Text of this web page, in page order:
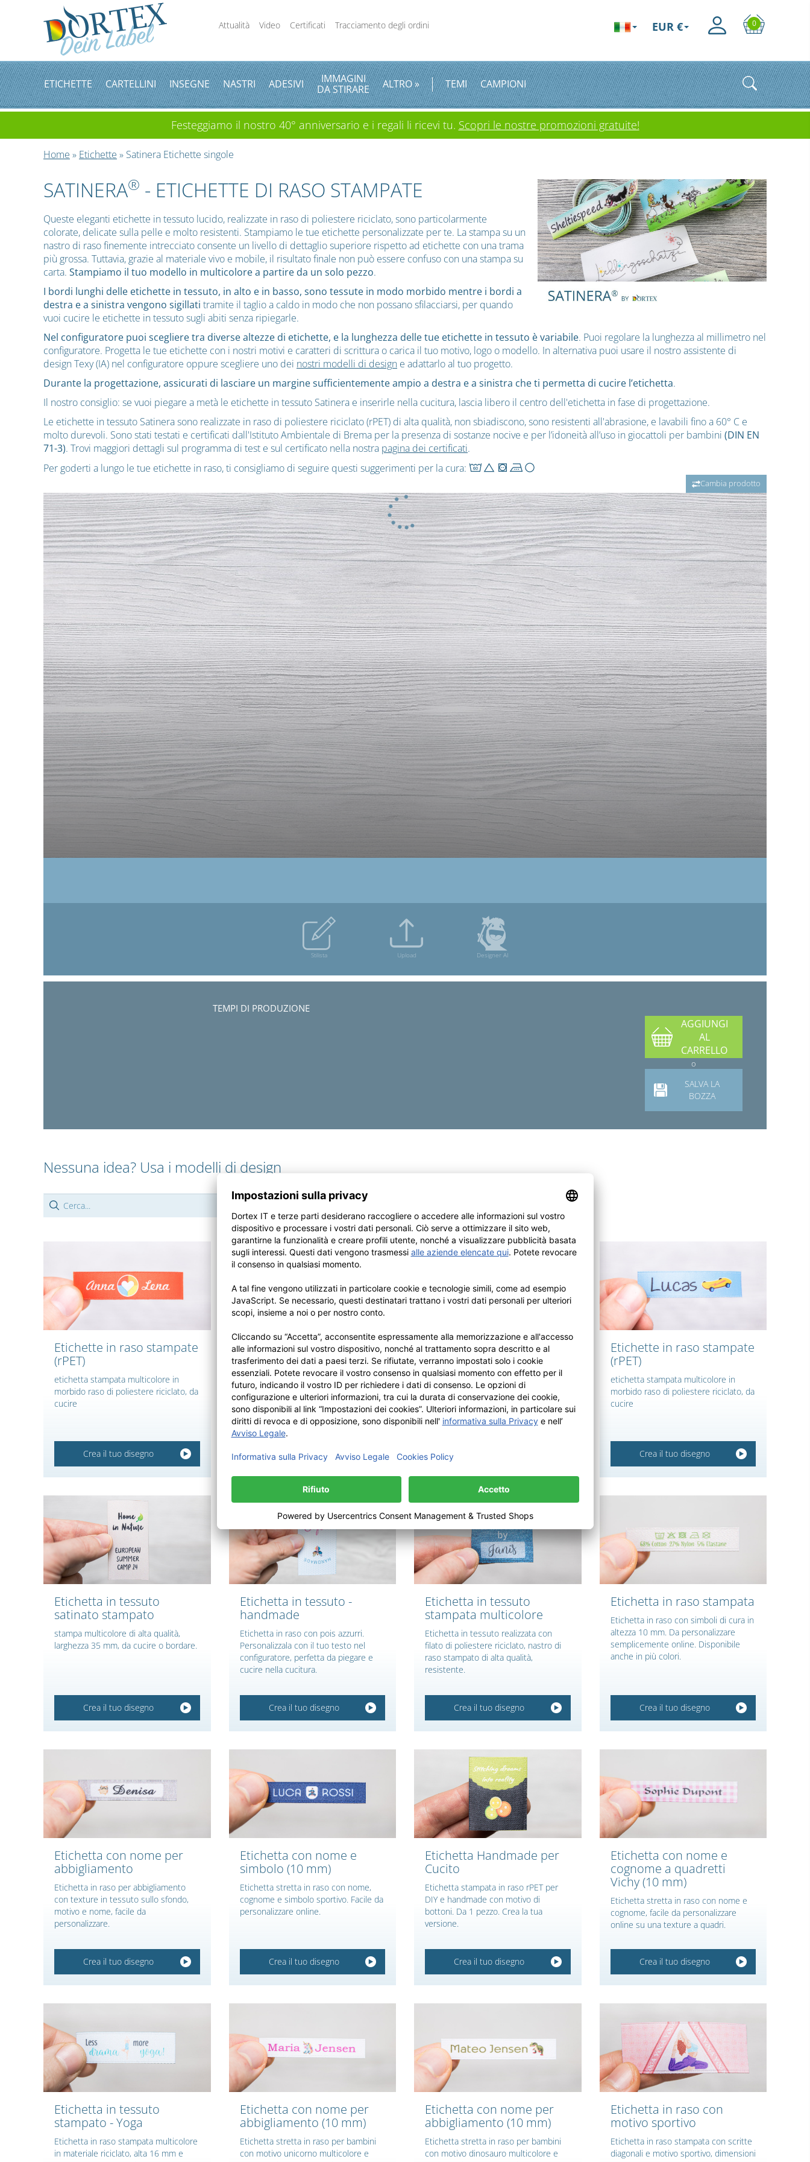
Attualità Video Certificati Tracciamento degli ordini 0
EUR €
ETICHETTE CARTELLINI INSEGNE NASTRI ADESIVI
IMMAGINI
DA STIRARE
ALTRO » TEMI CAMPIONI
Festeggiamo il nostro 40° anniversario e i regali li ricevi tu. Scopri le nostre promozioni gratuite!
Home » Etichette » Satinera Etichette singole
SATINERA® - ETICHETTE DI RASO STAMPATE
Queste eleganti etichette in tessuto lucido, realizzate in raso di poliestere riciclato, sono particolarmente
colorate, delicate sulla pelle e molto resistenti. Stampiamo le tue etichette personalizzate per te. La stampa su un
nastro di raso finemente intrecciato consente un livello di dettaglio superiore rispetto ad etichette con una trama
più grossa. Tuttavia, grazie al materiale vivo e mobile, il risultato finale non può essere confuso con una stampa su
carta. Stampiamo il tuo modello in multicolore a partire da un solo pezzo.
I bordi lunghi delle etichette in tessuto, in alto e in basso, sono tessute in modo morbido mentre i bordi a
destra e a sinistra vengono sigillati tramite il taglio a caldo in modo che non possano sfilacciarsi, per quando
vuoi cucire le etichette in tessuto sugli abiti senza ripiegarle.
Nel configuratore puoi scegliere tra diverse altezze di etichette, e la lunghezza delle tue etichette in tessuto è variabile. Puoi regolare la lunghezza al millimetro nel
configuratore. Progetta le tue etichette con i nostri motivi e caratteri di scrittura o carica il tuo motivo, logo o modello. In alternativa puoi usare il nostro assistente di
design Texy (IA) nel configuratore oppure scegliere uno dei nostri modelli di design e adattarlo al tuo progetto.
Durante la progettazione, assicurati di lasciare un margine sufficientemente ampio a destra e a sinistra che ti permetta di cucire l’etichetta.
Il nostro consiglio: se vuoi piegare a metà le etichette in tessuto Satinera e inserirle nella cucitura, lascia libero il centro dell'etichetta in fase di progettazione.
Le etichette in tessuto Satinera sono realizzate in raso di poliestere riciclato (rPET) di alta qualità, non sbiadiscono, sono resistenti all'abrasione, e lavabili fino a 60° C e
molto durevoli. Sono stati testati e certificati dall'Istituto Ambientale di Brema per la presenza di sostanze nocive e per l’idoneità all’uso in giocattoli per bambini (DIN EN
71-3). Trovi maggiori dettagli sul programma di test e sul certificato nella nostra pagina dei certificati.
Per goderti a lungo le tue etichette in raso, ti consigliamo di seguire questi suggerimenti per la cura:
TEMPI DI PRODUZIONE
AGGIUNGI
AL
CARRELLO
o
SALVA LA
BOZZA
Nessuna idea? Usa i modelli di design
Etichette in raso stampate
(rPET)
etichetta stampata multicolore in
morbido raso di poliestere riciclato, da
cucire
Crea il tuo disegno
Etichette in raso stampate
(rPET)
etichetta stampata multicolore in
morbido raso di poliestere riciclato, da
cucire
Crea il tuo disegno
Etichetta in tessuto
stampato multicolore
Etichetta in raso con texture ardesia,
dimensioni 35 mm x 55 mm, design
adatto per la piegatura al centro, per
la piegatura o come etichetta di
cucitura.
Etichette in raso stampate
(rPET)
etichetta stampata multicolore in
morbido raso di poliestere riciclato, da
cucire
Crea il tuo disegno
Etichetta in tessuto
satinato stampato
stampa multicolore di alta qualità,
larghezza 35 mm, da cucire o bordare.
Crea il tuo disegno
Etichetta in tessuto -
handmade
Etichetta in raso con pois azzurri.
Personalizzala con il tuo testo nel
configuratore, perfetta da piegare e
cucire nella cucitura.
Crea il tuo disegno
Etichetta in tessuto
stampata multicolore
Etichetta in tessuto realizzata con
filato di poliestere riciclato, nastro di
raso stampato di alta qualità,
resistente.
Crea il tuo disegno
Etichetta in raso stampata
Etichetta in raso con simboli di cura in
altezza 10 mm. Da personalizzare
semplicemente online. Disponibile
anche in più colori.
Crea il tuo disegno
Etichetta con nome per
abbigliamento
Etichetta in raso per abbigliamento
con texture in tessuto sullo sfondo,
motivo e nome, facile da
personalizzare.
Crea il tuo disegno
Etichetta con nome e
simbolo (10 mm)
Etichetta stretta in raso con nome,
cognome e simbolo sportivo. Facile da
personalizzare online.
Crea il tuo disegno
Etichetta Handmade per
Cucito
Etichetta stampata in raso rPET per
DIY e handmade con motivo di
bottoni. Da 1 pezzo. Crea la tua
versione.
Crea il tuo disegno
Etichetta con nome e
cognome a quadretti
Vichy (10 mm)
Etichetta stretta in raso con nome e
cognome, facile da personalizzare
online su una texture a quadri.
Crea il tuo disegno
Etichetta in tessuto
stampato - Yoga
Etichetta in raso stampata multicolore
in materiale riciclato, alta 16 mm e
Etichetta con nome per
abbigliamento (10 mm)
Etichetta stretta in raso per bambini
con motivo unicorno multicolore e
Etichetta con nome per
abbigliamento (10 mm)
Etichetta stretta in raso per bambini
con motivo dinosauro multicolore e
Etichetta in raso con
motivo sportivo
Etichetta in raso stampata con scritte
diagonali e motivo sportivo, dimensioni